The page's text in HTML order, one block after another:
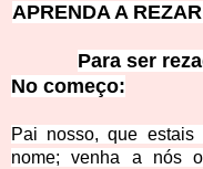
APRENDA A
Para ser
No começo:
Pai nosso, que
nome; venha a nós